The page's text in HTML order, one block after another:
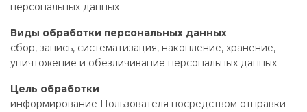
персональных данных
Виды обработки персональных данных
сбор, запись, систематизация, накопление, хранение,
уничтожение и обезличивание персональных данных
Цель обработки
информирование Пользователя посредством отправки